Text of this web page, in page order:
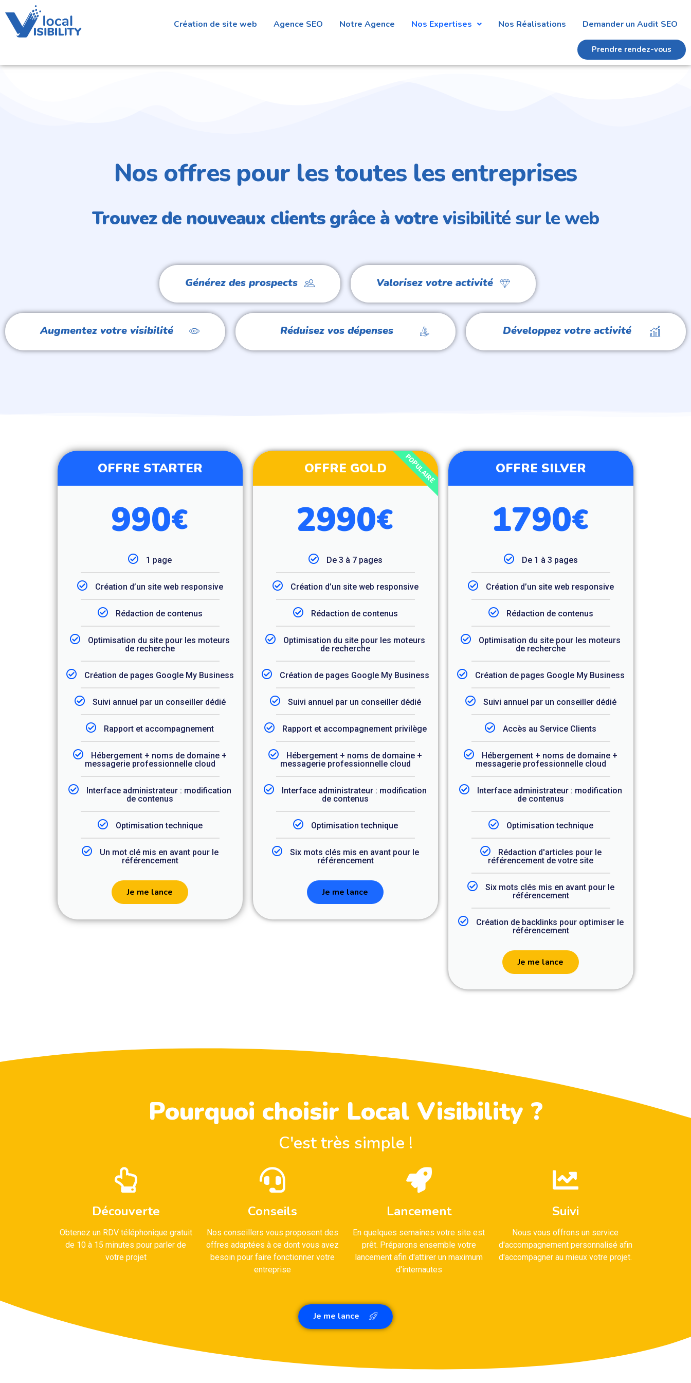
Création de site web Agence SEO Notre Agence Nos Expertises Nos Réalisations Demander un Audit SEO
Prendre rendez-vous
Nos offres pour les toutes les entreprises
Trouvez de nouveaux clients grâce à votre visibilité sur le web
Générez des prospects Valorisez votre activité
Augmentez votre visibilité Réduisez vos dépenses Développez votre activité
OFFRE STARTER
990€
1 page
Création d’un site web responsive
Rédaction de contenus
Optimisation du site pour les moteurs
de recherche
Création de pages Google My Business
Suivi annuel par un conseiller dédié
Rapport et accompagnement
Hébergement + noms de domaine +
messagerie professionnelle cloud
Interface administrateur : modification
de contenus
Optimisation technique
Un mot clé mis en avant pour le
référencement
Je me lance
OFFRE GOLD
2990€
De 3 à 7 pages
Création d’un site web responsive
Rédaction de contenus
Optimisation du site pour les moteurs
de recherche
Création de pages Google My Business
Suivi annuel par un conseiller dédié
Rapport et accompagnement privilège
Hébergement + noms de domaine +
messagerie professionnelle cloud
Interface administrateur : modification
de contenus
Optimisation technique
Six mots clés mis en avant pour le
référencement
Je me lance
POPULAIRE OFFRE SILVER
1790€
De 1 à 3 pages
Création d’un site web responsive
Rédaction de contenus
Optimisation du site pour les moteurs
de recherche
Création de pages Google My Business
Suivi annuel par un conseiller dédié
Accès au Service Clients
Hébergement + noms de domaine +
messagerie professionnelle cloud
Interface administrateur : modification
de contenus
Optimisation technique
Rédaction d'articles pour le
référencement de votre site
Six mots clés mis en avant pour le
référencement
Création de backlinks pour optimiser le
référencement
Je me lance
Pourquoi choisir Local Visibility ?
C'est très simple !
Découverte
Obtenez un RDV téléphonique gratuit
de 10 à 15 minutes pour parler de
votre projet
Conseils
Nos conseillers vous proposent des
offres adaptées à ce dont vous avez
besoin pour faire fonctionner votre
entreprise
Lancement
En quelques semaines votre site est
prêt. Préparons ensemble votre
lancement afin d'attirer un maximum
d'internautes
Suivi
Nous vous offrons un service
d'accompagnement personnalisé afin
d'accompagner au mieux votre projet.
Je me lance